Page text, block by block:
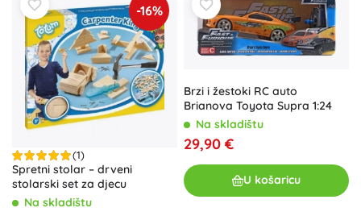
-16%
(1)
Spretni stolar – drveni
stolarski set za djecu
Na skladištu
Brzi i žestoki RC auto
Brianova Toyota Supra 1:24
Na skladištu
29,90 €
U košaricu